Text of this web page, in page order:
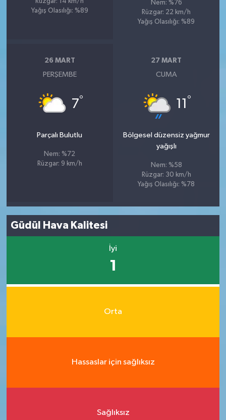
Yağış Olasılığı: %89
Nem: %76
Rüzgar: 22 km/h
Yağış Olasılığı: %89
26 MART
PERŞEMBE
7°
Parçalı Bulutlu
Nem: %72
Rüzgar: 9 km/h
27 MART
CUMA
11 °
Bölgesel düzensiz yağmur
yağışlı
Nem: %58
Rüzgar: 30 km/h
Yağış Olasılığı: %78
Güdül Hava Kalitesi
İyi
1
Orta
Hassaslar için sağlıksız
Sağlıksız